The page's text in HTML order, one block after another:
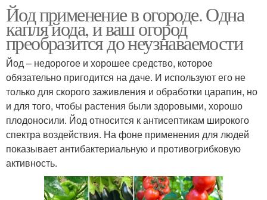
Йод применение в огороде. Одна
капля йода, и ваш огород
преобразится до неузнаваемости
Йод – недорогое и хорошее средство, которое
обязательно пригодится на даче. И используют его не
только для скорого заживления и обработки царапин, но
и для того, чтобы растения были здоровыми, хорошо
плодоносили. Йод относится к антисептикам широкого
спектра воздействия. На фоне применения для людей
показывает антибактериальную и противогрибковую
активность.